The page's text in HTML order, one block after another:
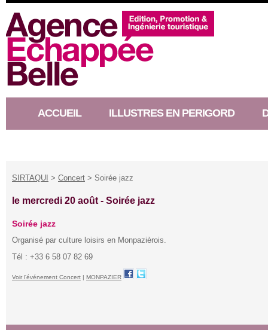
ACCUEIL ILLUSTRES EN PERIGORD
SIRTAQUI > Concert > Soirée jazz
le mercredi 20 août - Soirée jazz
Soirée jazz
Organisé par culture loisirs en Monpazièrois.
Tél : +33 6 58 07 82 69
Voir l'événement Concert | MONPAZIER